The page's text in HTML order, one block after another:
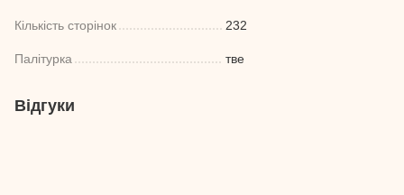
Кількість сторінок 232
Палітурка тве
Відгуки